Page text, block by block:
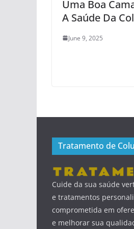
Uma Boa
A Saúde Da
June 9, 2025
Tratamento de
Cuide da sua saúde
e tratamentos
comprometida em
e melhorar sua